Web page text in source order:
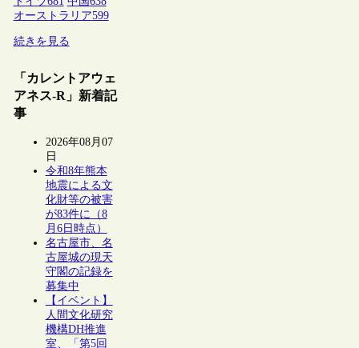
オーストラリア599
続きを見る
「カレントアウェ
アネス-R」新着記
事
2026年08月07
日
令和8年熊本
地震による文
化財等の被害
が83件に（8
月6日時点）
名古屋市、名
古屋城の現天
守閣の記録を
募集中
【イベント】
人間文化研究
機構DH推進
室、「第5回